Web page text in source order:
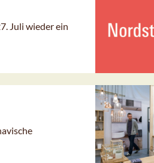
Juli wieder ein